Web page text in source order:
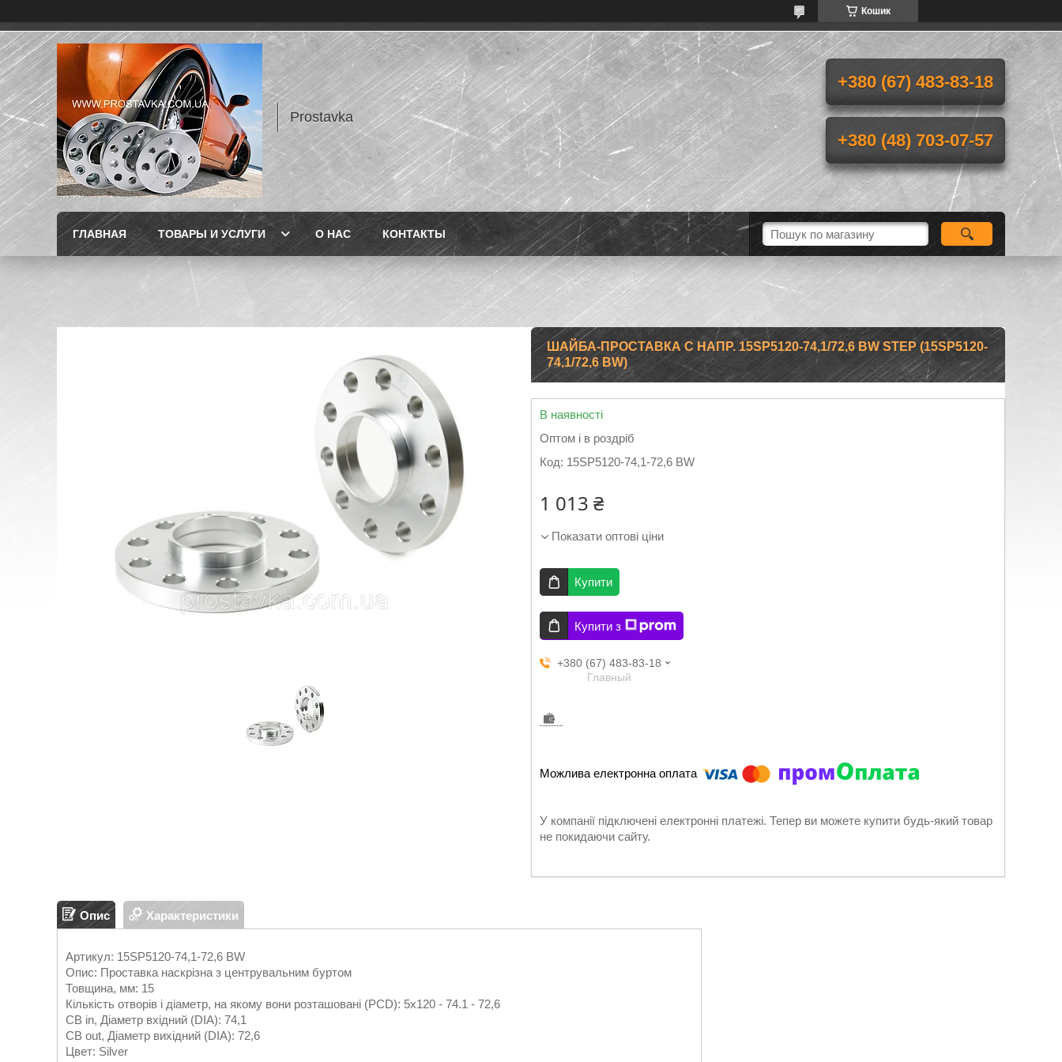
Кошик
Prostavka
+380 (67) 483-83-18
+380 (48) 703-07-57
ГЛАВНАЯ ТОВАРЫ И УСЛУГИ О НАС КОНТАКТЫ
ШАЙБА-ПРОСТАВКА С НАПР. 15SP5120-74,1/72,6 BW STEP (15SP5120-
74,1/72,6 BW)
В наявності
Оптом і в роздріб
Код: 15SP5120-74,1-72,6 BW
1 013 ₴
Показати оптові ціни
Купити
Купити з
+380 (67) 483-83-18
Главный
У компанії підключені електронні платежі. Тепер ви можете купити будь-який товар
не покидаючи сайту.
Опис Характеристики
Артикул: 15SP5120-74,1-72,6 BW
Опис: Проставка наскрізна з центрувальним буртом
Товщина, мм: 15
Кількість отворів і діаметр, на якому вони розташовані (PCD): 5х120 - 74.1 - 72,6
CB in, Діаметр вхідний (DIA): 74,1
CB out, Діаметр вихідний (DIA): 72,6
Цвет: Silver